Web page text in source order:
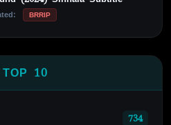
BRRIP
TOP 10
734